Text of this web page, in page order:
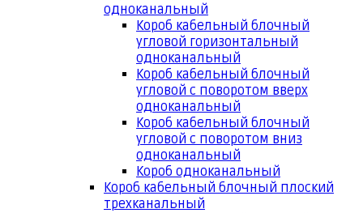
одноканальный
Короб кабельный блочный
угловой горизонтальный
одноканальный
Короб кабельный блочный
угловой с поворотом вверх
одноканальный
Короб кабельный блочный
угловой с поворотом вниз
одноканальный
Короб одноканальный
Короб кабельный блочный плоский
трехканальный